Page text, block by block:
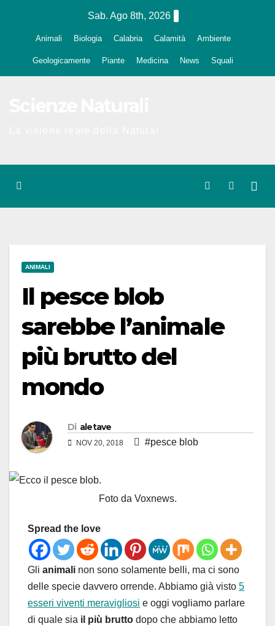
Sab. Ago 8th, 2026
Animali Biologia Calabria Calamità Ambiente
Geologicamente Piante Medicina News Squali
ANIMALI
Il pesce blob
sarebbe l’animale
più brutto del
mondo
Di aletave
NOV 20, 2018 #pesce blob
Foto da Voxnews.
Spread the love
Gli animali non sono solamente belli, ma ci sono
delle specie davvero orrende. Abbiamo già visto 5
esseri viventi meravigliosi e oggi vogliamo parlare
di quale sia il più brutto dopo che abbiamo letto